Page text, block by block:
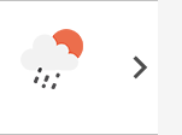
min 18°C